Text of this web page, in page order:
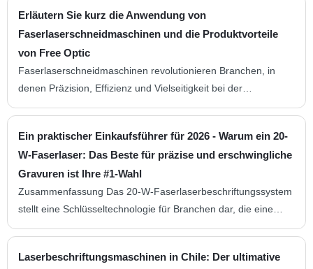
Anbieter von fortschrittlichen Lasergeräten, einschließlich
Faserlaserbeschriftungsmaschinen...
Erläutern Sie kurz die Anwendung von
Faserlaserschneidmaschinen und die Produktvorteile
von Free Optic
Faserlaserschneidmaschinen revolutionieren Branchen, in
denen Präzision, Effizienz und Vielseitigkeit bei der
Metallbearbeitung gefragt sind. Diese Maschinen sind in
Raumfahrt, der Elektronik und der Blechbearbeitung weit
verbreitet. Sie eignen sich hervorragend zum Schneiden einer
Vielzahl von Materialien, darunter Stahl, Aluminium, Messing
und...
Ein praktischer Einkaufsführer für 2026 - Warum ein 20-
W-Faserlaser: Das Beste für präzise und erschwingliche
Gravuren ist Ihre #1-Wahl
Zusammenfassung Das 20-W-Faserlaserbeschriftungssystem
stellt eine Schlüsseltechnologie für Branchen dar, die eine
hochpräzise, dauerhafte Kennzeichnung auf einer Vielzahl von
auf die Funktionsprinzipien, den Anwendungsbereich und die
Laserbeschriftungsmaschinen in Chile: Der ultimative